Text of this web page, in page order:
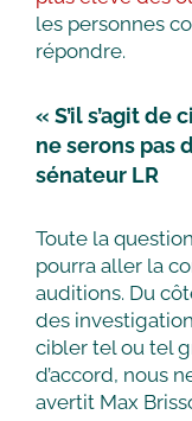
les personnes
répondre.
« S’il s’agit
ne serons pas
sénateur LR
Toute la
pourra aller la
auditions. Du
des
cibler tel ou tel
d’accord, nous
avertit Max